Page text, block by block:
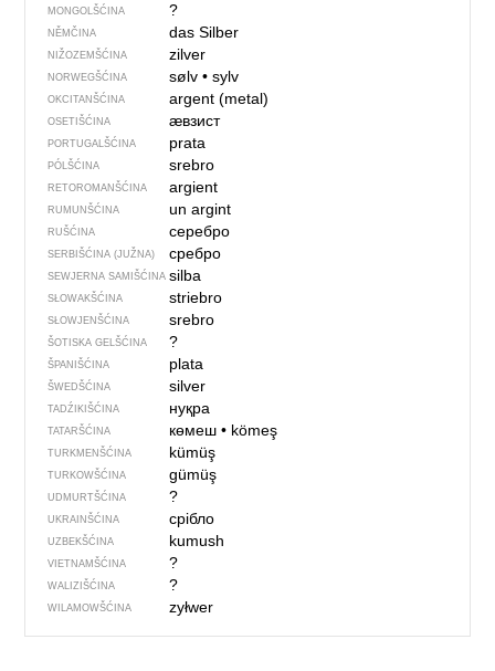
MONGOLŠĆINA ?
NĚMČINA das Silber
NIŽOZEMŠĆINA zilver
NORWEGŠĆINA sølv• sylv
OKCITANŠĆINA argent (metal)
OSETIŠĆINA ӕвзист
PORTUGALŠĆINA prata
PÓLŠĆINA srebro
RETOROMANŠĆINA argient
RUMUNŠĆINA un argint
RUŠĆINA серебро
SERBIŠĆINA (JUŽNA) сребро
SEWJERNA SAMIŠĆINAsilba
SŁOWAKŠĆINA striebro
SŁOWJENŠĆINA srebro
ŠOTISKA GELŠĆINA ?
ŠPANIŠĆINA plata
ŠWEDŠĆINA silver
TADŹIKIŠĆINA нуқра
TATARŠĆINA көмеш• kömeş
TURKMENŠĆINA kümüş
TURKOWŠĆINA gümüş
UDMURTŠĆINA ?
UKRAINŠĆINA срібло
UZBEKŠĆINA kumush
VIETNAMŠĆINA ?
WALIZIŠĆINA ?
WILAMOWŠĆINA zyłwer